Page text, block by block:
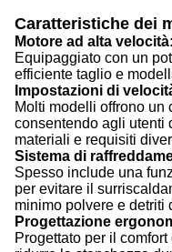
Caratteristiche dei
Motore ad alta velocità:
Equipaggiato con un
efficiente taglio e
Impostazioni di
Molti modelli offrono
consentendo agli utenti
materiali e requisiti
Sistema di
Spesso include una
per evitare il
minimo polvere e detriti
Progettazione
Progettato per il